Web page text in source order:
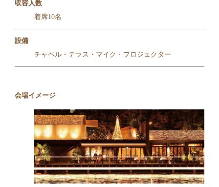
収容人数
着席10名
設備
チャペル・テラス・マイク・プロジェクター
会場イメージ